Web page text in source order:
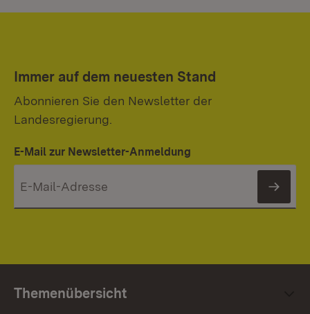
Immer auf dem neuesten Stand
Abonnieren Sie den Newsletter der
Landesregierung.
E-Mail zur Newsletter-Anmeldung
Themenübersicht